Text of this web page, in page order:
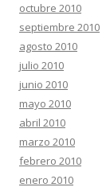
octubre 2010
septiembre 2010
agosto 2010
julio 2010
junio 2010
mayo 2010
abril 2010
marzo 2010
febrero 2010
enero 2010